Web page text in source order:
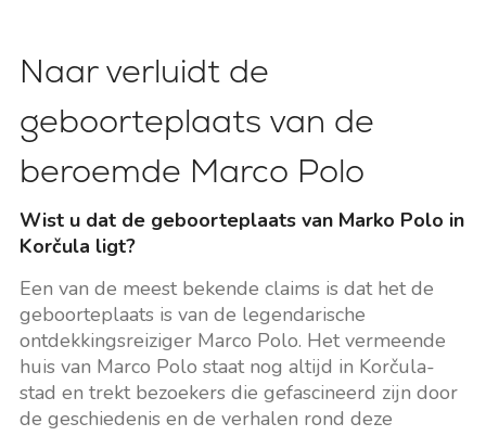
Naar verluidt de
geboorteplaats van de
beroemde Marco Polo
Wist u dat de geboorteplaats van Marko Polo in
Korčula ligt?
Een van de meest bekende claims is dat het de
geboorteplaats is van de legendarische
ontdekkingsreiziger Marco Polo. Het vermeende
huis van Marco Polo staat nog altijd in Korčula-
stad en trekt bezoekers die gefascineerd zijn door
de geschiedenis en de verhalen rond deze